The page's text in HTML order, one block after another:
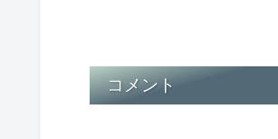
コメント